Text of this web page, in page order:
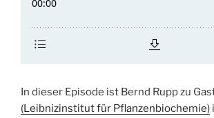
In dieser Episode ist Bernd Rupp zu
(Leibnizinstitut für Pflanzenbiochemie)